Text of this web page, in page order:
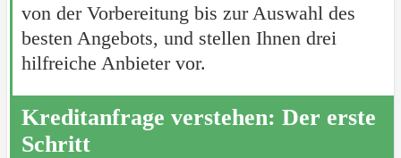
von der Vorbereitung bis zur Auswahl des
besten Angebots, und stellen Ihnen drei
hilfreiche Anbieter vor.
Kreditanfrage verstehen: Der erste
Schritt